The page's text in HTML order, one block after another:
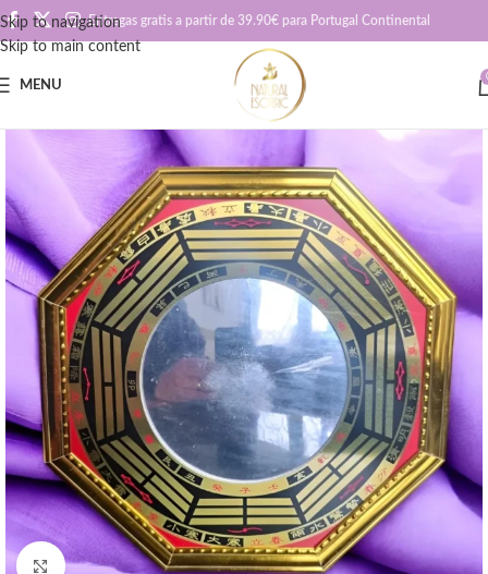
Skip to navigation
Skip to main content
Entregas gratis a partir de 39.90€ para Portugal Continental
MENU
Click to enlarge